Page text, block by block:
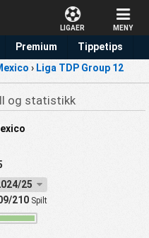
LIGAER MENY
Premium
Tippetips
› Liga TDP Group 12
og statistikk
25
210Spilt